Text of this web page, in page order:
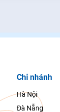
Chi nhánh
Hà Nội
Đà Nẵng